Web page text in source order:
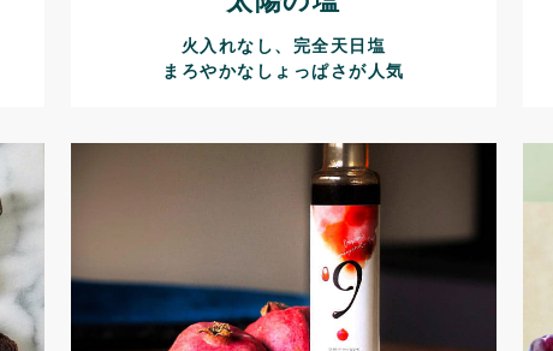
火入れなし、完全天日塩
まろやかなしょっぱさが人気